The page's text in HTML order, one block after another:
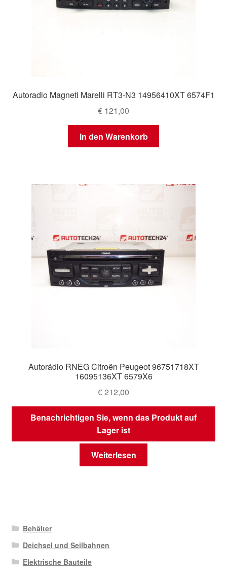
Autoradio Magneti Marelli RT3-N3 14956410XT 6574F1
€ 121,00
In den Warenkorb
Autorádio RNEG Citroën Peugeot 96751718XT
16095136XT 6579X6
€212,00
Benachrichtigen Sie, wenn das Produkt auf
Lager ist
Weiterlesen
Behälter
Deichsel und Seilbahnen
Elektrische Bauteile